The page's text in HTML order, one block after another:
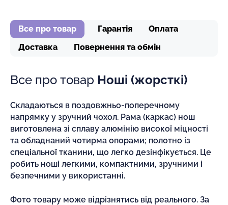
Все про товар Гарантія
Оплата
Доставка
Повернення та обмін
Все про товар Ноші (жорсткі)
Складаються в поздовжньо-поперечному
напрямку у зручний чохол. Рама (каркас) нош
виготовлена зі сплаву алюмінію високої міцності
та обладнаний чотирма опорами; полотно із
спеціальної тканини, що легко дезінфікується. Це
робить ноші легкими, компактними, зручними і
безпечними у використанні.
Фото товару може відрізнятись від реального. За